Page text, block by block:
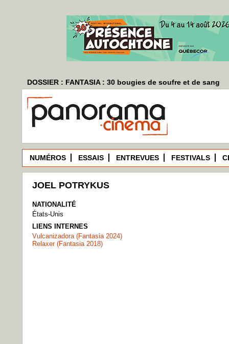
DOSSIER : FANTASIA : 30 bougies de soufre et de sang
NUMÉROS ESSAIS ENTREVUES FESTIVALS
JOEL POTRYKUS
NATIONALITÉ
États-Unis
LIENS INTERNES
Vulcanizadora (Fantasia 2024)
Relaxer (Fantasia 2018)